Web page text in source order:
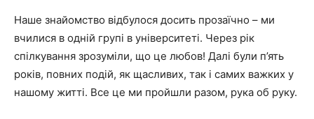
Наше знайомство відбулося досить прозаїчно – ми
вчилися в одній групі в університеті. Через рік
спілкування зрозуміли, що це любов! Далі були п’ять
років, повних подій, як щасливих, так і самих важких у
нашому житті. Все це ми пройшли разом, рука об руку.